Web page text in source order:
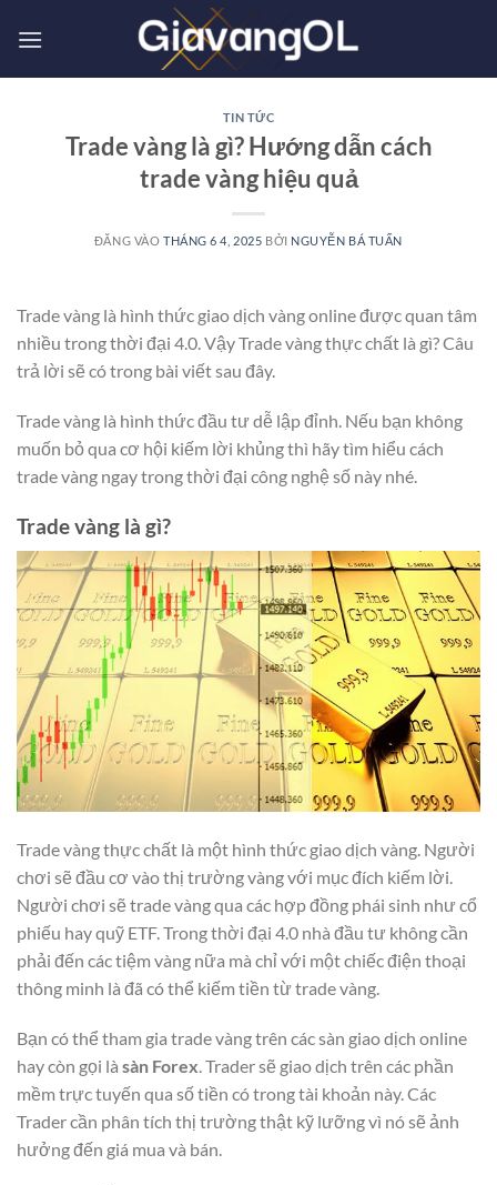
qua
TIN TỨC
Trade vàng là gì? Hướng dẫn cách
trade vàng hiệu quả
ĐĂNG VÀO THÁNG 6 4, 2025 BỞI NGUYỄN BÁ TUẤN
Trade vàng là hình thức giao dịch vàng online được quan tâm
nhiều trong thời đại 4.0. Vậy Trade vàng thực chất là gì? Câu
trả lời sẽ có trong bài viết sau đây.
Trade vàng là hình thức đầu tư dễ lập đỉnh. Nếu bạn không
muốn bỏ qua cơ hội kiếm lời khủng thì hãy tìm hiểu cách
trade vàng ngay trong thời đại công nghệ số này nhé.
Trade vàng là gì?
Trade vàng thực chất là một hình thức giao dịch vàng. Người
chơi sẽ đầu cơ vào thị trường vàng với mục đích kiếm lời.
Người chơi sẽ trade vàng qua các hợp đồng phái sinh như cổ
phiếu hay quỹ ETF. Trong thời đại 4.0 nhà đầu tư không cần
phải đến các tiệm vàng nữa mà chỉ với một chiếc điện thoại
thông minh là đã có thể kiếm tiền từ trade vàng.
Bạn có thể tham gia trade vàng trên các sàn giao dịch online
hay còn gọi là sàn Forex. Trader sẽ giao dịch trên các phần
mềm trực tuyến qua số tiền có trong tài khoản này. Các
Trader cần phân tích thị trường thật kỹ lưỡng vì nó sẽ ảnh
hưởng đến giá mua và bán.